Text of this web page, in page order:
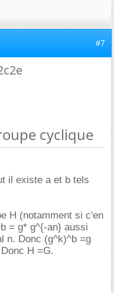
#7
cyclique
il existe a et b tels
H (notamment si c'en
= g* g^{-an} aussi
n. Donc (g^k)^b =g
H =G.